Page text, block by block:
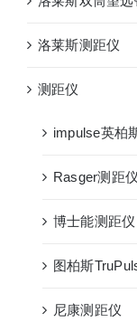
洛莱斯测距仪
测距仪
impulse英柏
Rasger测距仪
博士能测距仪
图柏斯
尼康测距仪